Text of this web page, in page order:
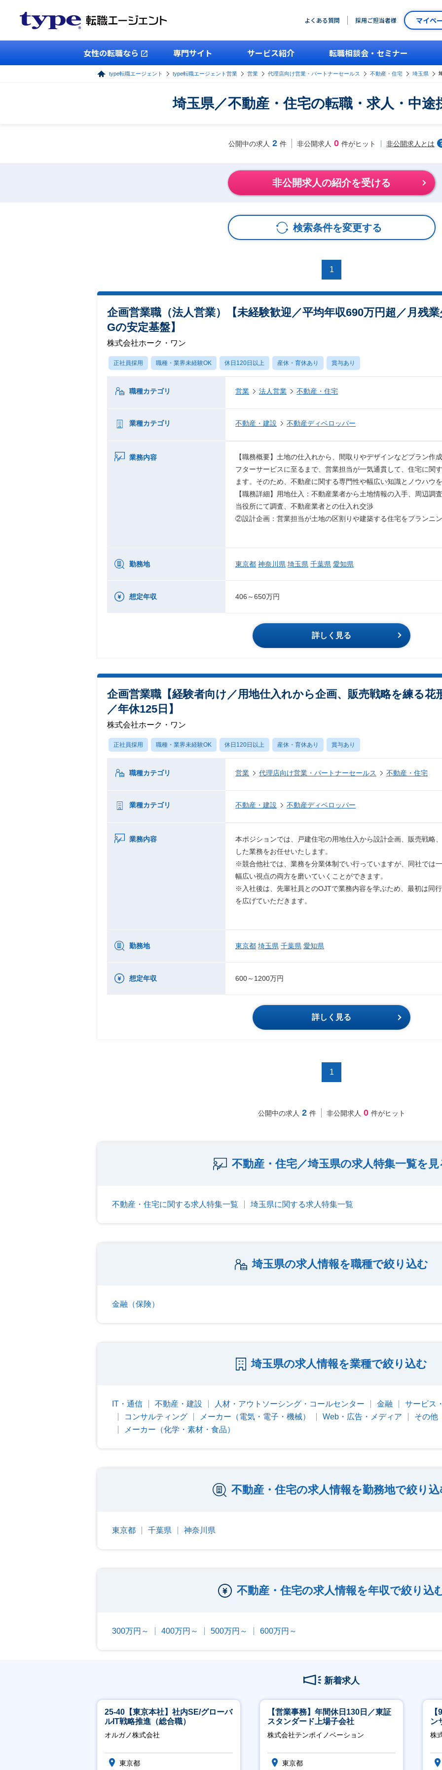
よくある質問 採用ご担当者様 マイペ
女性の転職なら 専門サイト サービス紹介 転職相談会・セミナー
type転職エージェント type転職エージェント営業 営業 代理店向け営業・パートナーセールス 不動産・住宅 埼玉県
埼玉県／不動産・住宅の転職・求人・中途
公開中の求人 2 件 非公開求人 0 件がヒット 非公開求人とは
非公開求人の紹介を受ける
検索条件を変更する
1
企画営業職（法人営業）【未経験歓迎／平均年収690万円超／月残
Gの安定基盤】
株式会社ホーク・ワン
正社員採用 職種・業界未経験OK 休日120日以上 産休・育休あり 賞与あり
職種カテゴリ 営業 法人営業 不動産・住宅
業種カテゴリ 不動産・建設 不動産ディベロッパー
業務内容
【職務概要】土地の仕入れから、間取りやデザインなどプラン作
フターサービスに至るまで、営業担当が一気通貫して、住宅に関
ます。そのため、不動産に関する専門性や幅広い知識とノウハウ
【職務詳細】用地仕入：不動産業者から土地情報の入手、周辺調
当役所にて調査、不動産業者との仕入れ交渉
②設計企画：営業担当が土地の区割りや建築する住宅をプランニ
勤務地 東京都 神奈川県 埼玉県 千葉県 愛知県
想定年収 406～650万円
詳しく見る
企画営業職【経験者向け／用地仕入れから企画、販売戦略を練る花
／年休125日】
株式会社ホーク・ワン
正社員採用 職種・業界未経験OK 休日120日以上 産休・育休あり 賞与あり
職種カテゴリ 営業 代理店向け営業・パートナーセールス 不動産・住宅
業種カテゴリ 不動産・建設 不動産ディベロッパー
業務内容
本ポジションでは、戸建住宅の用地仕入から設計企画、販売戦略
した業務をお任せいたします。
※競合他社では、業務を分業体制でい行っていますが、同社では
幅広い視点の両方を磨いていくことができます。
※入社後は、先輩社員とのOJTで業務内容を学ぶため、最初は同
を広げていただきます。
勤務地 東京都 埼玉県 千葉県 愛知県
想定年収 600～1200万円
詳しく見る
1
公開中の求人 2 件 非公開求人 0 件がヒット
不動産・住宅／埼玉県の求人特集一覧を見
不動産・住宅に関する求人特集一覧 埼玉県に関する求人特集一覧
埼玉県の求人情報を職種で絞り込む
金融（保険）
埼玉県の求人情報を業種で絞り込む
IT・通信 不動産・建設 人材・アウトソーシング・コールセンター 金融
サービス
コンサルティング
メーカー（電気・電子・機械） Web・広告・メディア
その他
メーカー（化学・素材・食品）
不動産・住宅の求人情報を勤務地で絞り込
東京都 千葉県 神奈川県
不動産・住宅の求人情報を年収で絞り込
300万円～ 400万円～ 500万円～ 600万円～
新着求人
25-40【東京本社】社内SE/グローバ
ルIT戦略推進（総合職）
オルガノ株式会社
東京都
【営業事務】年間休日130日／東証
スタンダード上場子会社
株式会社テンポイノベーション
東京都
ン
ー
株